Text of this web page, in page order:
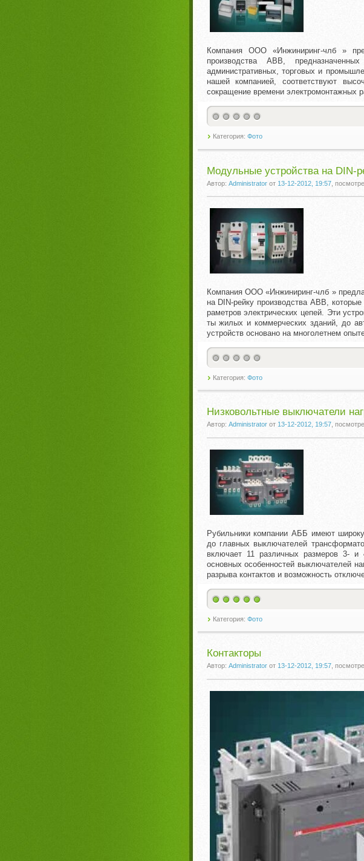
Компания ООО «Инжиниринг-члб »
производства АВВ,
административных, торговых и
нашей компанией, соответствуют
сокращение времени электромонтажных
Категория: Фото
Модульные устройства на DIN-
Автор: Administratorот 13-12-2012, 19:57,
Компания ООО «Инжиниринг-члб »
на DIN-рейку производства АВВ,
раметров электрических цепей. Эти
ты жилых и коммерческих зданий, до
устройств основано на многолетнем
Категория: Фото
Низковольтные выключатели
Автор: Administratorот 13-12-2012, 19:57,
Рубильники компании АББ имеют
до главных выключателей
включает 11 различных размеров 3-
основных особенностей выключателей
разрыва контактов и возможность
Категория: Фото
Контакторы
Автор: Administratorот 13-12-2012, 19:57,